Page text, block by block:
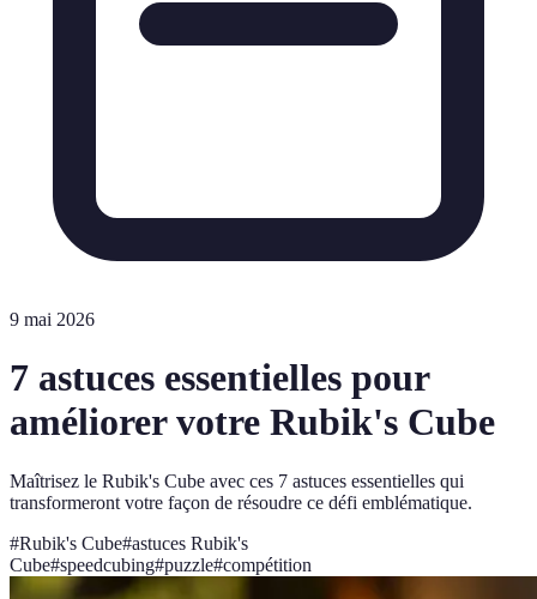
9 mai 2026
7 astuces essentielles pour
améliorer votre Rubik's Cube
Maîtrisez le Rubik's Cube avec ces 7 astuces essentielles qui
transformeront votre façon de résoudre ce défi emblématique.
#Rubik's Cube#astuces Rubik's
Cube#speedcubing#puzzle#compétition